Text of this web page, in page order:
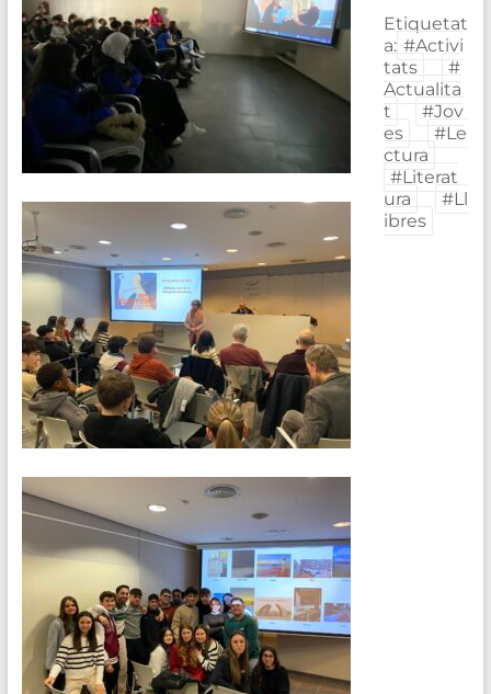
Etiquetat
a: #Activi
tats
#
Actualita
t
#Jov
es
#Le
ctura
#Literat
ura
#Ll
ibres